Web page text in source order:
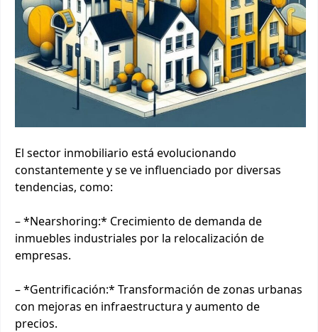
El sector inmobiliario está evolucionando
constantemente y se ve influenciado por diversas
tendencias, como:
– *Nearshoring:* Crecimiento de demanda de
inmuebles industriales por la relocalización de
empresas.
– *Gentrificación:* Transformación de zonas urbanas
con mejoras en infraestructura y aumento de
precios.